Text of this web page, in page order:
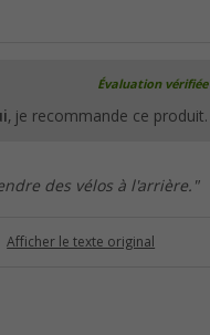
Évaluation vérifiée
, je recommande ce produit.
des vélos à l'arrière."
Afficher le texte original